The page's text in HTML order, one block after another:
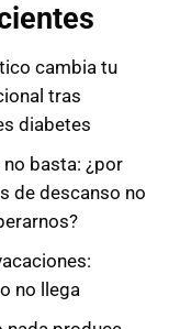
cambia tu
tras
diabetes
basta: ¿por
de descanso no
no llega